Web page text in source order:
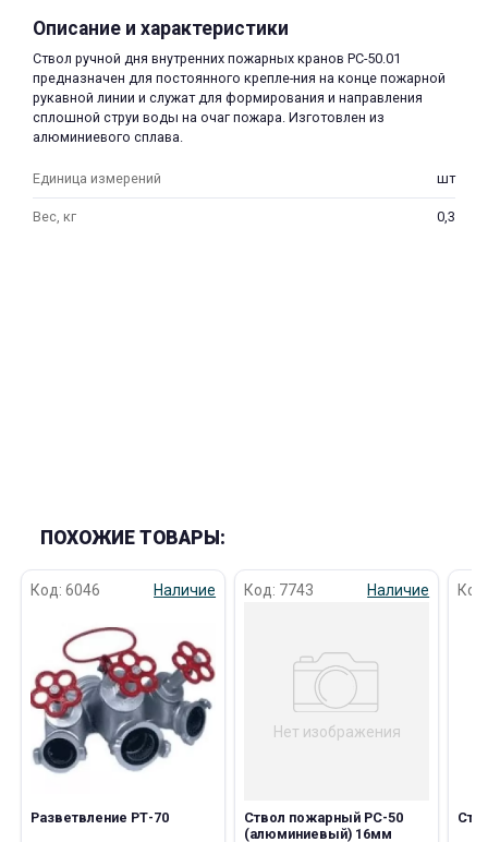
Описание и характеристики
Ствол ручной дня внутренних пожарных кранов РС-50.01
предназначен для постоянного крепле-ния на конце пожарной
рукавной линии и служат для формирования и направления
сплошной струи воды на очаг пожара. Изготовлен из
алюминиевого сплава.
Единица измерений шт
Вес, кг 0,3
ПОХОЖИЕ ТОВАРЫ:
Код: 6046 Наличие
Разветвление РТ-70
Код: 7743 Наличие
Нет изображения
Ствол пожарный РС-50
(алюминиевый) 16мм
Подробнее
об оплате Плайтом